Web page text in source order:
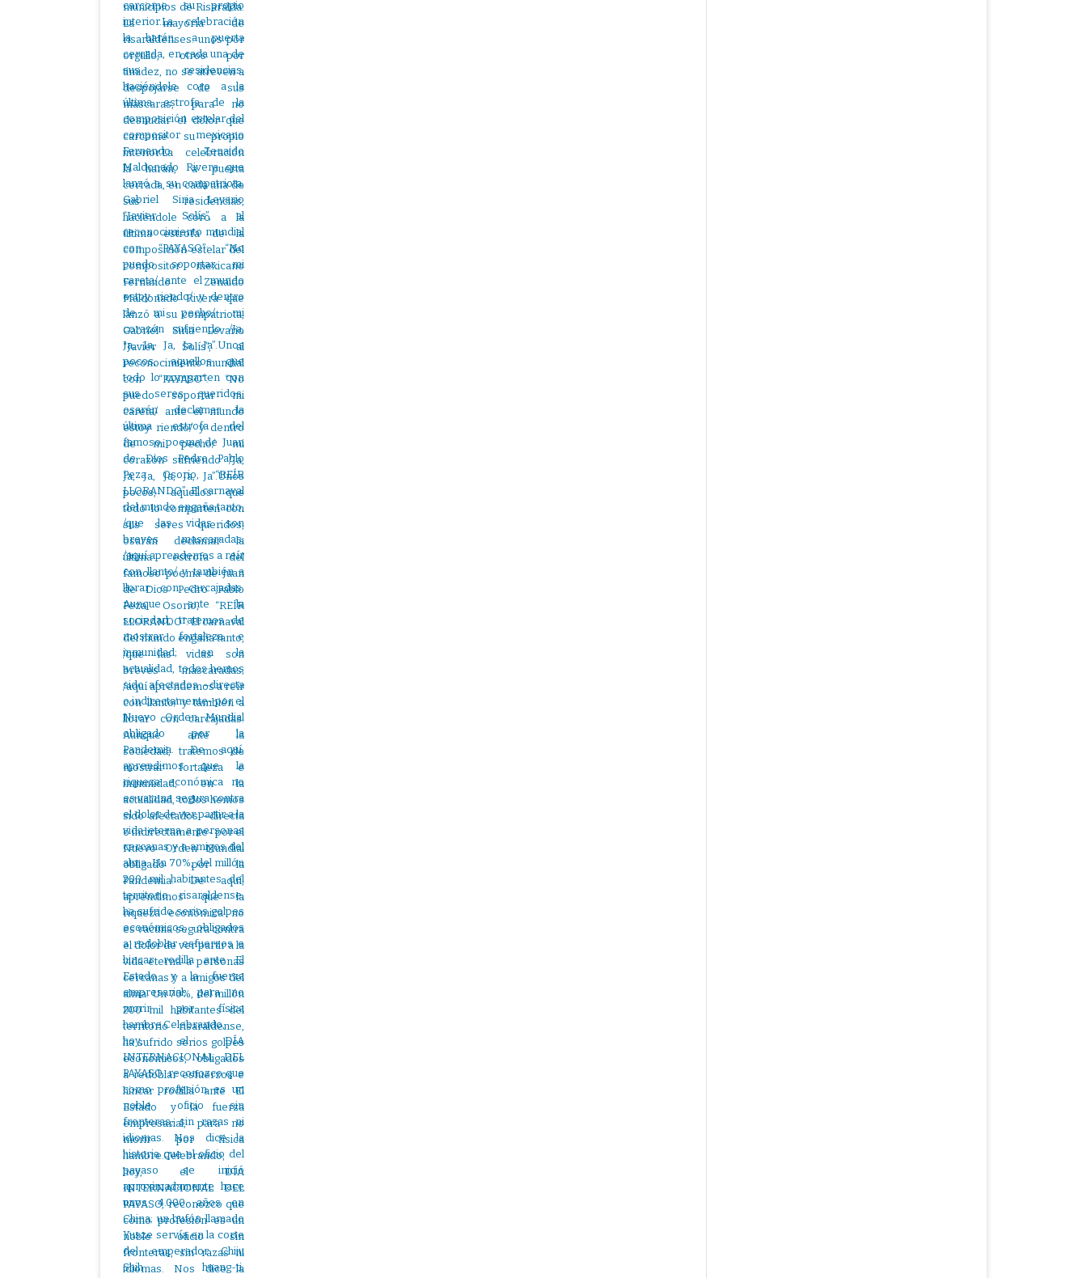
municipios de Risaralda.
La mayoría de
risaraldenses: unos por
orgullo, otros por
timidez, no se atreven a
despojarse de sus
máscaras, para no
desnudar el dolor que
carcome su propio
interior.La celebración
la harán, a puerta
cerrada, en cada una de
sus residencias,
haciéndole coro a la
última estrofa de la
composición estelar del
compositor mexicano
Fernando Zenaido
Maldonado Rivera que
lanzó a su compatriota,
Gabriel Siria Levario
“Javier Solís”, al
reconocimiento mundial
con “PAYASO”: “No
puedo soportar mi
careta/ ante el mundo
estoy riendo/ y dentro
de mi pecho/ mi
corazón sufriendo /Ja,
Ja, Ja, Ja, Ja, Ja”.Unos
pocos, aquellos que
todo lo comparten con
sus seres queridos,
osarán declamar la
última estrofa del
famoso poema de Juan
de Dios Pedro Pablo
Peza Osorio, “REÍR
LLORANDO”: El carnaval
del mundo engaña tanto,
/que las vidas son
breves mascaradas;
/aquí aprendemos a reír
con llanto/ y también a
llorar con carcajadas.
Aunque ante la
sociedad, tratemos de
mostrar fortaleza e
inmunidad; en la
actualidad, todos hemos
sido afectados –directa
o indirectamente- por el
Nuevo Orden Mundial
obligado por la
Pandemia. De aquí,
aprendimos que la
riqueza económica no
es vacuna segura contra
el dolor de ver partir a la
vida eterna a personas
cercanas y a amigos del
alma. Un 70%, del millón
200 mil habitantes del
territorio risaraldense,
ha sufrido serios golpes
económicos, obligados
a redoblar esfuerzos e
hincar rodilla ante El
Estado y la fuerza
empresarial, para no
morir por física
hambre.Celebrando,
hoy, el DÍA
INTERNACIONAL DEL
PAYASO, reconozco que
como profesión es un
noble oficio sin
fronteras, sin razas ni
idiomas. Nos dice la